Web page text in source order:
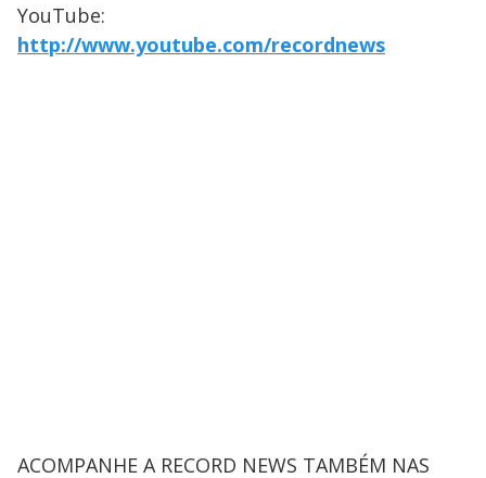
YouTube:
http://www.youtube.com/recordnews
ACOMPANHE A RECORD NEWS TAMBÉM NAS